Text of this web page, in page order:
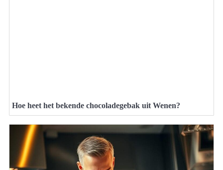
Hoe heet het bekende chocoladegebak uit Wenen?